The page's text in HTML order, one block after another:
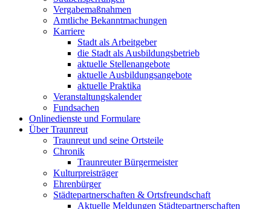
Vergabemaßnahmen
Amtliche Bekanntmachungen
Karriere
Stadt als Arbeitgeber
die Stadt als Ausbildungsbetrieb
aktuelle Stellenangebote
aktuelle Ausbildungsangebote
aktuelle Praktika
Veranstaltungskalender
Fundsachen
Onlinedienste und Formulare
Über Traunreut
Traunreut und seine Ortsteile
Chronik
Traunreuter Bürgermeister
Kulturpreisträger
Ehrenbürger
Städtepartnerschaften & Ortsfreundschaft
Aktuelle Meldungen Städtepartnerschaften